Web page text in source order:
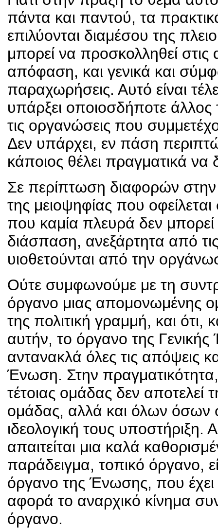
πάντα και παντού, τα
επιλύονται διαμέσου της
μπορεί να προσκολληθεί στις
απόφαση, και γενικά και
παραχωρήσεις. Αυτό είναι
υπάρξει οποιοσδήποτε
τις οργανώσεις που
Δεν υπάρχει, εν πάση
κάποιος θέλει πραγματικά να
Σε περίπτωση διαφορών
της μειοψηφίας που
που καμία πλευρά δεν
διάσπαση, ανεξάρτητα από
υιοθετούνται από την
Ούτε συμφωνούμε με τη
όργανο μιας απομονωμένης
της πολιτική γραμμή, και
αυτήν, το όργανο της
αντανακλά όλες τις απόψεις
Ένωση. Στην
τέτοιας ομάδας δεν αποτελεί
ομάδας, αλλά και όλων όσων
ιδεολογική τους
απαιτείται μια καλά
παράδειγμα, τοπικό όργανο,
όργανο της Ένωσης, που
αφορά το αναρχικό κίνημα
όργανο.